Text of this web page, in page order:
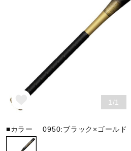
バレーボール
バドミントン
1/1
■カラー0950:ブラック×ゴールド